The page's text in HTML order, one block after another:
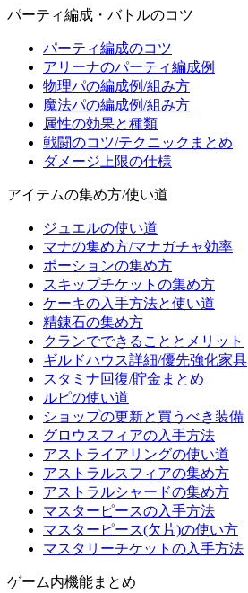
パーティ編成・バトルのコツ
パーティ編成のコツ
アリーナのパーティ編成例
物理パの編成例/組み方
魔法パの編成例/組み方
属性の効果と種類
戦闘のコツ/テクニックまとめ
ダメージ上限の仕様
アイテムの集め方/使い道
ジュエルの使い道
マナの集め方/マナガチャ効率
ポーションの集め方
スキップチケットの集め方
ケーキの入手方法と使い道
精錬石の集め方
クランでできることとメリット
ギルドハウス詳細/優先強化家具
スタミナ回復/貯金まとめ
ルピの使い道
ショップの更新と買うべき装備
グロウスフィアの入手方法
アストライアリングの使い道
アストラルスフィアの集め方
アストラルシャードの集め方
マスターピースの入手方法
マスターピース(欠片)の使い方
マスタリーチケットの入手方法
ゲーム内機能まとめ